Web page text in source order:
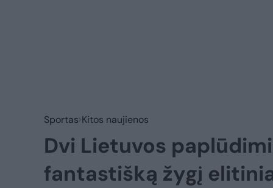
Sportas Kitos naujienos
Dvi Lietuvos
fantastišką žygį